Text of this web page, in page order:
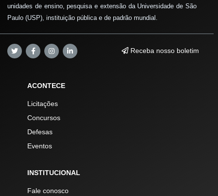
unidades de ensino, pesquisa e extensão da Universidade de São
Paulo (USP), instituição pública e de padrão mundial.
Receba nosso boletim
ACONTECE
Licitações
Concursos
Defesas
Eventos
INSTITUCIONAL
Fale conosco